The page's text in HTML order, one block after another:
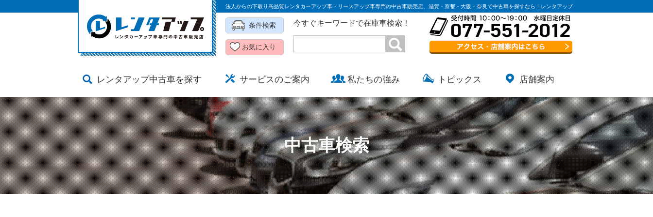
法人からの下取り高品質レンタカーアップ車・リースアップ車専門の中古車販売店、滋賀・京都・大阪・奈良で中古車を探すなら！レンタアップ
条件検索
お気に入り
今すぐキーワードで在庫車検索！
レンタアップ中古車を探す サービスのご案内 私たちの強み トピックス 店舗案内
中古車検索